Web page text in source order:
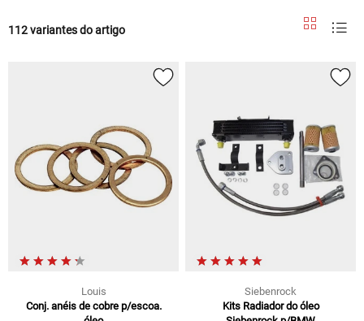
112 variantes do artigo
Louis
Conj. anéis de cobre p/escoa.
Siebenrock
Kits Radiador do óleo